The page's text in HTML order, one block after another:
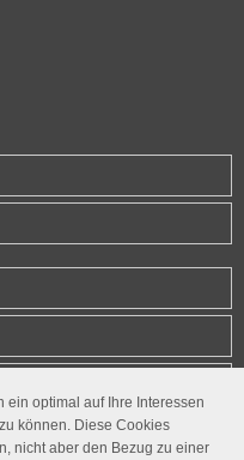
ein optimal auf Ihre Interessen
können. Diese Cookies
nicht aber den Bezug zu einer